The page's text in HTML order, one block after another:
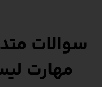
سوالات
مهارت